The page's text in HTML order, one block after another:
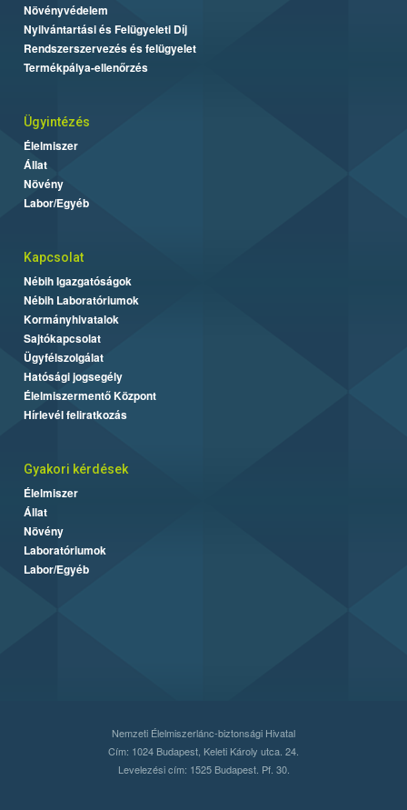
Növényvédelem
Nyilvántartási és Felügyeleti Díj
Rendszerszervezés és felügyelet
Termékpálya-ellenőrzés
Ügyintézés
Élelmiszer
Állat
Növény
Labor/Egyéb
Kapcsolat
Nébih Igazgatóságok
Nébih Laboratóriumok
Kormányhivatalok
Sajtókapcsolat
Ügyfélszolgálat
Hatósági jogsegély
Élelmiszermentő Központ
Hírlevél feliratkozás
Gyakori kérdések
Élelmiszer
Állat
Növény
Laboratóriumok
Labor/Egyéb
Nemzeti Élelmiszerlánc-biztonsági Hivatal
Cím: 1024 Budapest, Keleti Károly utca. 24.
Levelezési cím: 1525 Budapest. Pf. 30.